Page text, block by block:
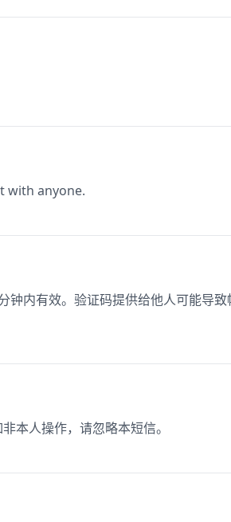
with anyone.
钟内有效。验证码提供给他人可能导
本人操作，请忽略本短信。